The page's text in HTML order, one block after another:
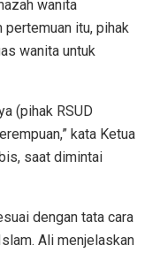
wanita
pertemuan itu, pihak
wanita untuk
(pihak RSUD
kata Ketua
saat dimintai
dengan tata cara
Ali menjelaskan